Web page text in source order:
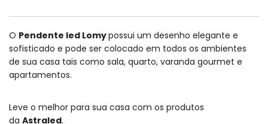
O Pendente led Lomypossui um desenho elegante e
sofisticado e pode ser colocado em todos os ambientes
de sua casa tais como sala, quarto, varanda gourmet e
apartamentos.
Leve o melhor para sua casa com os produtos
da Astraled.